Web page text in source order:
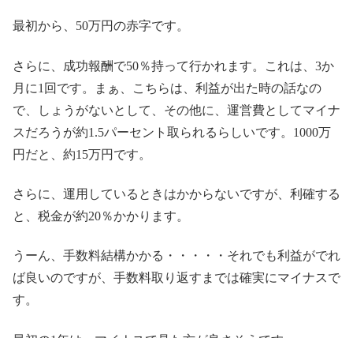
最初から、50万円の赤字です。
さらに、成功報酬で50％持って行かれます。これは、3か
月に1回です。まぁ、こちらは、利益が出た時の話なの
で、しょうがないとして、その他に、運営費としてマイナ
スだろうが約1.5パーセント取られるらしいです。1000万
円だと、約15万円です。
さらに、運用しているときはかからないですが、利確する
と、税金が約20％かかります。
うーん、手数料結構かかる・・・・・それでも利益がでれ
ば良いのですが、手数料取り返すまでは確実にマイナスで
す。